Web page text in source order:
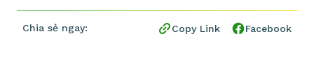
Chia sẻ ngay: Copy Link Facebook